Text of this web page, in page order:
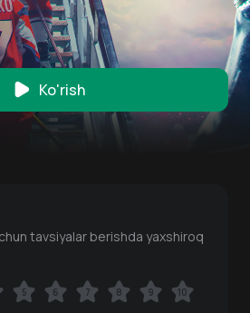
Ko'rish
tavsiyalar berishda yaxshiroq
5 6 7 8 9 10
5 6 7 8 9 10